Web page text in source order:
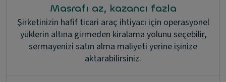
Masrafı az, kazancı fazla
Şirketinizin hafif ticari araç ihtiyacı için operasyonel
yüklerin altına girmeden kiralama yolunu seçebilir,
sermayenizi satın alma maliyeti yerine işinize
aktarabilirsiniz.